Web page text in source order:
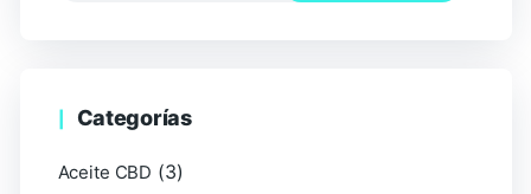
Categorías
Aceite CBD (3)